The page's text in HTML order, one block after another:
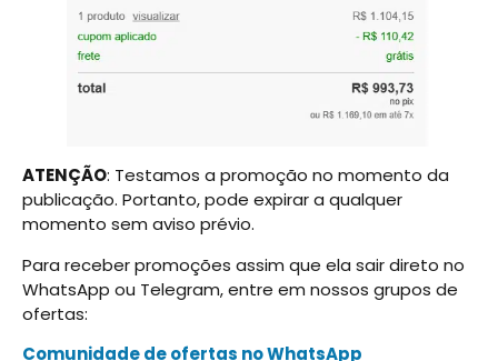
ATENÇÃO: Testamos a promoção no momento da
publicação. Portanto, pode expirar a qualquer
momento sem aviso prévio.
Para receber promoções assim que ela sair direto no
WhatsApp ou Telegram, entre em nossos grupos de
ofertas:
Comunidade de ofertas no WhatsApp